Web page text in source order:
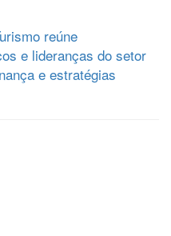
reúne
e lideranças do setor
e estratégias